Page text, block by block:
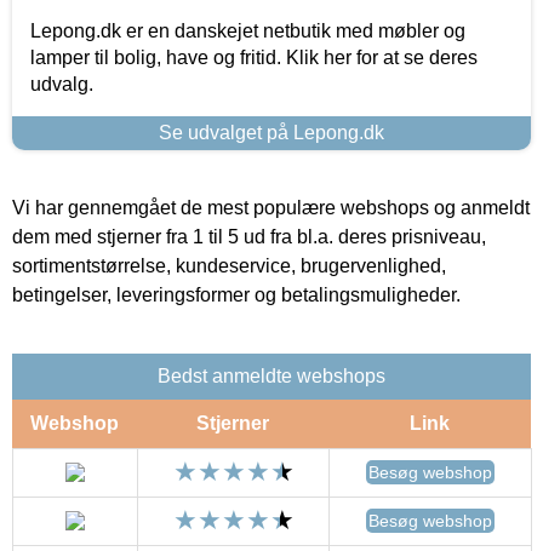
Lepong.dk er en danskejet netbutik med møbler og
lamper til bolig, have og fritid. Klik her for at se deres
udvalg.
Se udvalget på Lepong.dk
Vi har gennemgået de mest populære webshops og anmeldt
dem med stjerner fra 1 til 5 ud fra bl.a. deres prisniveau,
sortimentstørrelse, kundeservice, brugervenlighed,
betingelser, leveringsformer og betalingsmuligheder.
Bedst anmeldte webshops
Webshop Stjerner Link
Besøg webshop
Besøg webshop